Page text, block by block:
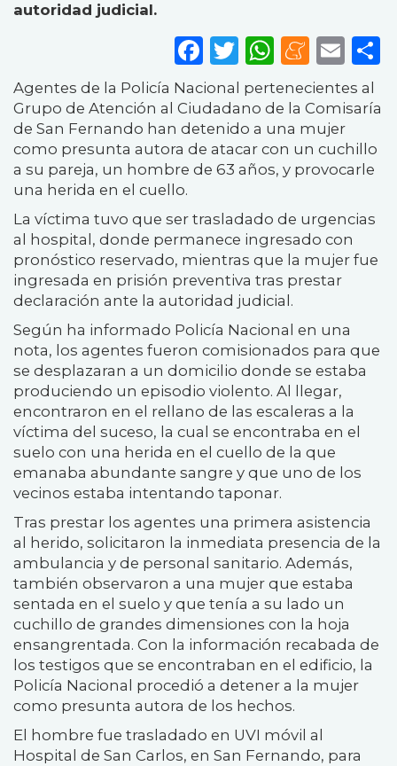
autoridad judicial.
Facebook
Twitter
Agentes de la Policía Nacional pertenecientes al
Grupo de Atención al Ciudadano de la Comisaría
de San Fernando han detenido a una mujer
como presunta autora de atacar con un cuchillo
a su pareja, un hombre de 63 años, y provocarle
una herida en el cuello.
La víctima tuvo que ser trasladado de urgencias
al hospital, donde permanece ingresado con
pronóstico reservado, mientras que la mujer fue
ingresada en prisión preventiva tras prestar
declaración ante la autoridad judicial.
Según ha informado Policía Nacional en una
nota, los agentes fueron comisionados para que
se desplazaran a un domicilio donde se estaba
produciendo un episodio violento. Al llegar,
encontraron en el rellano de las escaleras a la
víctima del suceso, la cual se encontraba en el
suelo con una herida en el cuello de la que
emanaba abundante sangre y que uno de los
vecinos estaba intentando taponar.
Tras prestar los agentes una primera asistencia
al herido, solicitaron la inmediata presencia de la
ambulancia y de personal sanitario. Además,
también observaron a una mujer que estaba
sentada en el suelo y que tenía a su lado un
cuchillo de grandes dimensiones con la hoja
ensangrentada. Con la información recabada de
los testigos que se encontraban en el edificio, la
Policía Nacional procedió a detener a la mujer
como presunta autora de los hechos.
El hombre fue trasladado en UVI móvil al
Hospital de San Carlos, en San Fernando, para